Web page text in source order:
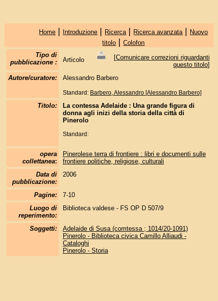
Home | Introduzione | Ricerca | Ricerca avanzata | Nuovo
titolo |Colofon
Tipo di
pubblicazione :
Articolo [Comunicare correzioni riguardanti
questo titolo]
Autore/curatore:
Alessandro Barbero
Standard: Barbero, Alessandro [Alessandro Barbero]
Titolo:
La contessa Adelaide : Una grande figura di
donna agli inizi della storia della città di
Pinerolo
Standard:
opera
collettanea:
Pinerolese terra di frontiere : libri e documenti sulle
frontiere politiche, religiose, culturali
Data di
pubblicazione:
2006
Pagine:
7-10
Luogo di
reperimento:
Biblioteca valdese - FS OP D 507/9
Soggetti:
Adelaide di Susa (comtessa ; 1014/20-1091)
Pinerolo - Biblioteca civica Camillo Alliaudi -
Cataloghi
Pinerolo - Storia